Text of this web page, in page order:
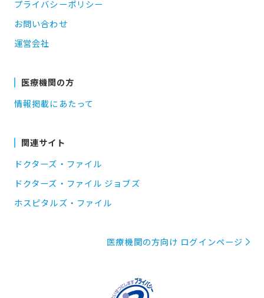
プライバシーポリシー
お問い合わせ
運営会社
医療機関の方
情報掲載にあたって
関連サイト
ドクターズ・ファイル
ドクターズ・ファイル ジョブズ
ホスピタルズ・ファイル
医療機関の方向け ログインページ